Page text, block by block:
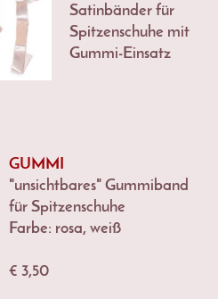
Satinbänder für
Spitzenschuhe mit
Gummi-Einsatz
GUMMI
"unsichtbares" Gummiband
für Spitzenschuhe
Farbe: rosa, weiß
€ 3,50